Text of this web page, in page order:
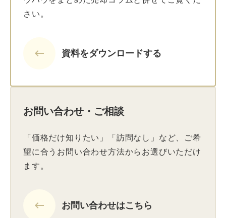
さい。
keyboard_backspace 資料をダウンロードする
お問い合わせ・ご相談
「価格だけ知りたい」「訪問なし」など、ご希
望に合うお問い合わせ方法からお選びいただけ
ます。
keyboard_backspace お問い合わせはこちら